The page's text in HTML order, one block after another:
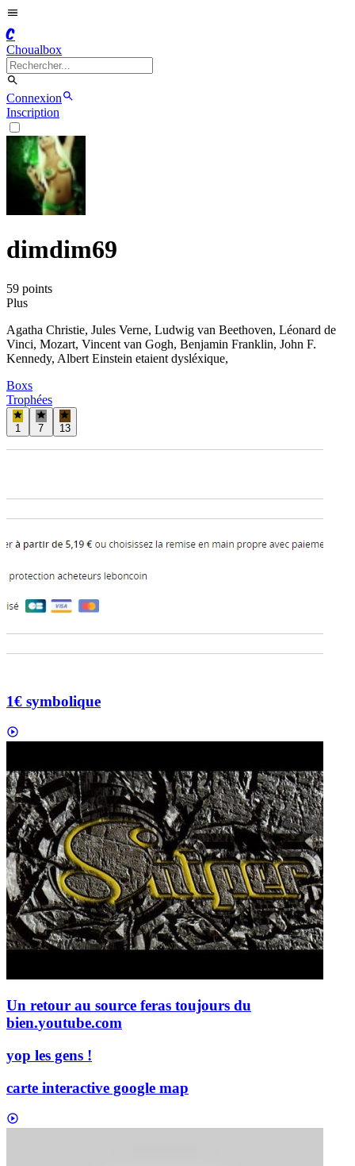
C
Choualbox
Connexion
Inscription
dimdim69
59 points
Plus
Agatha Christie, Jules Verne, Ludwig van Beethoven, Léonard de
Vinci, Mozart, Vincent van Gogh, Benjamin Franklin, John F.
Kennedy, Albert Einstein etaient dysléxique,
Boxs
Trophées
1 7 13
1€ symbolique
Un retour au source feras toujours du
bien.youtube.com
yop les gens !
carte interactive google map